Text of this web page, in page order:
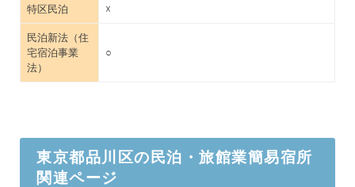
特区民泊 ☓
民泊新法（住
宅宿泊事業
法）
○
東京都品川区の民泊・旅館業簡易宿所
関連ページ